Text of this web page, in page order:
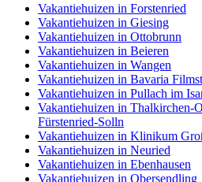
Vakantiehuizen in Forstenried
Vakantiehuizen in Giesing
Vakantiehuizen in Ottobrunn
Vakantiehuizen in Beieren
Vakantiehuizen in Wangen
Vakantiehuizen in Bavaria
Vakantiehuizen in Pullach im
Vakantiehuizen in Thalkirchen-
Fürstenried-Solln
Vakantiehuizen in Klinikum
Vakantiehuizen in Neuried
Vakantiehuizen in Ebenhausen
Vakantiehuizen in Obersendling